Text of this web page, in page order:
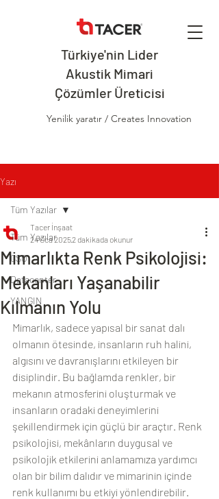
Türkiye'nin Lider
Akustik Mimari
Çözümler Üreticisi
Yenilik yaratır / Creates Innovation
Yazı
Tüm Yazılar
CSO
Datacenter
YANGIN
Tüm Yazılar
Mimarlıkta Renk Psikolojisi:
Mekanları Yaşanabilir
Kılmanın Yolu
Tacer İnşaat
24 Oca 20252 dakikada okunur
Mimarlık, sadece yapısal bir sanat dalı
olmanın ötesinde, insanların ruh halini,
algısını ve davranışlarını etkileyen bir
disiplindir. Bu bağlamda renkler, bir
mekanın atmosferini oluşturmak ve
insanların oradaki deneyimlerini
şekillendirmek için güçlü bir araçtır. Renk
psikolojisi, mekânların duygusal ve
psikolojik etkilerini anlamamıza yardımcı
olan bir bilim dalıdır ve mimarinin içinde
renk kullanımı bu etkiyi yönlendirebilir.